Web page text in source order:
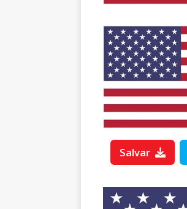
Salvar